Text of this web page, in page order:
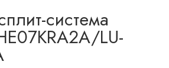
система
LU-